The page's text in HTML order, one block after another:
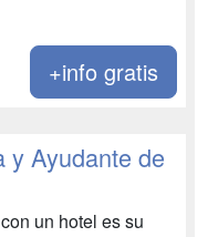
+info gratis
y Ayudante de
un hotel es su